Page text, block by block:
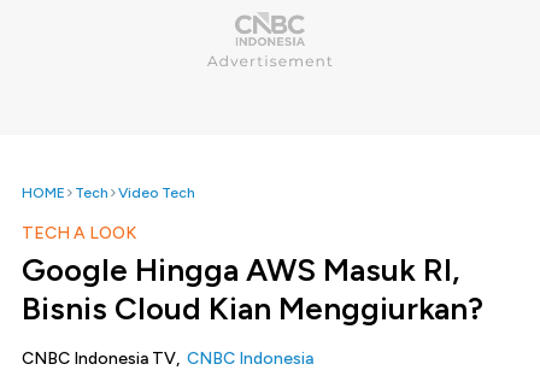
HOME Tech Video Tech
TECH A LOOK
Google Hingga AWS Masuk RI,
Bisnis Cloud Kian Menggiurkan?
CNBC Indonesia TV, CNBC Indonesia